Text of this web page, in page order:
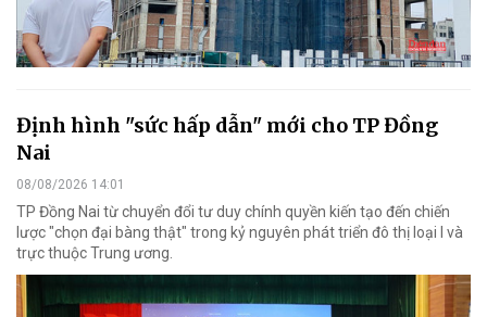
Định hình "sức hấp dẫn" mới cho TP Đồng
Nai
08/08/2026 14:01
TP Đồng Nai từ chuyển đổi tư duy chính quyền kiến tạo đến chiến
lược "chọn đại bàng thật" trong kỷ nguyên phát triển đô thị loại I và
trực thuộc Trung ương.